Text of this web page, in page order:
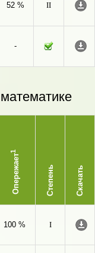
52 %
II
-
Опережает
1
Степень Скачать
100 %
I